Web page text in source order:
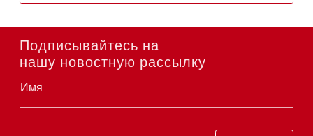
Подписывайтесь на
нашу новостную рассылку
Имя